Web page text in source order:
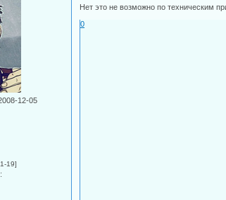
12-05
19]
Нет это не возможно по техническим
0